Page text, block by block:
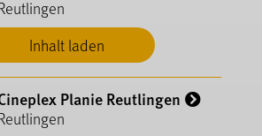
Inhalt laden
Planie Reutlingen